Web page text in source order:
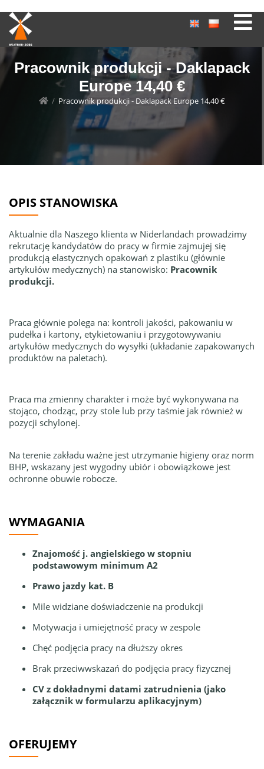
Pracownik produkcji - Daklapack
Europe 14,40 €
/ Pracownik produkcji - Daklapack Europe 14,40 €
OPIS STANOWISKA
Aktualnie dla Naszego klienta w Niderlandach prowadzimy
rekrutację kandydatów do pracy w firmie zajmujej się
produkcją elastycznych opakowań z plastiku (głównie
artykułów medycznych) na stanowisko: Pracownik
produkcji.
Praca głównie polega na: kontroli jakości, pakowaniu w
pudełka i kartony, etykietowaniu i przygotowywaniu
artykułów medycznych do wysyłki (układanie zapakowanych
produktów na paletach).
Praca ma zmienny charakter i może być wykonywana na
stojąco, chodząc, przy stole lub przy taśmie jak również w
pozycji schylonej.
Na terenie zakładu ważne jest utrzymanie higieny oraz norm
BHP, wskazany jest wygodny ubiór i obowiązkowe jest
ochronne obuwie robocze.
WYMAGANIA
Znajomość j. angielskiego w stopniu
podstawowym minimum A2
Prawo jazdy kat. B
Mile widziane doświadczenie na produkcji
Motywacja i umiejętność pracy w zespole
Chęć podjęcia pracy na dłuższy okres
Brak przeciwwskazań do podjęcia pracy fizycznej
CV z dokładnymi datami zatrudnienia (jako
załącznik w formularzu aplikacyjnym)
OFERUJEMY